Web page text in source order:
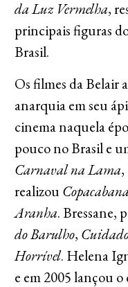
da Luz Vermelha,
principais figuras
Brasil.
Os filmes da Belair
anarquia em seu
cinema naquela
pouco no Brasil e
Carnaval na Lama
realizou
Aranha. Bressane,
do Barulho,
Horrível. Helena
e em 2005 lançou